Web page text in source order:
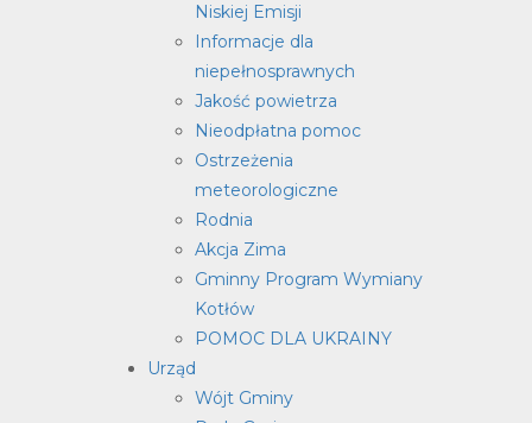
Niskiej Emisji
Informacje dla
niepełnosprawnych
Jakość powietrza
Nieodpłatna pomoc
Ostrzeżenia
meteorologiczne
Rodnia
Akcja Zima
Gminny Program Wymiany
Kotłów
POMOC DLA UKRAINY
Urząd
Wójt Gminy